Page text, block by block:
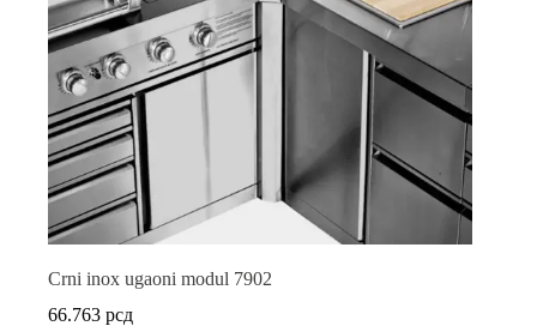
Crni inox ugaoni modul 7902
66.763 рсд